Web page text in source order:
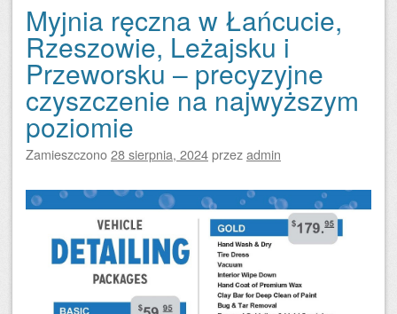
Myjnia ręczna w Łańcucie,
Rzeszowie, Leżajsku i
Przeworsku – precyzyjne
czyszczenie na najwyższym
poziomie
Zamieszczono28 sierpnia, 2024przezadmin